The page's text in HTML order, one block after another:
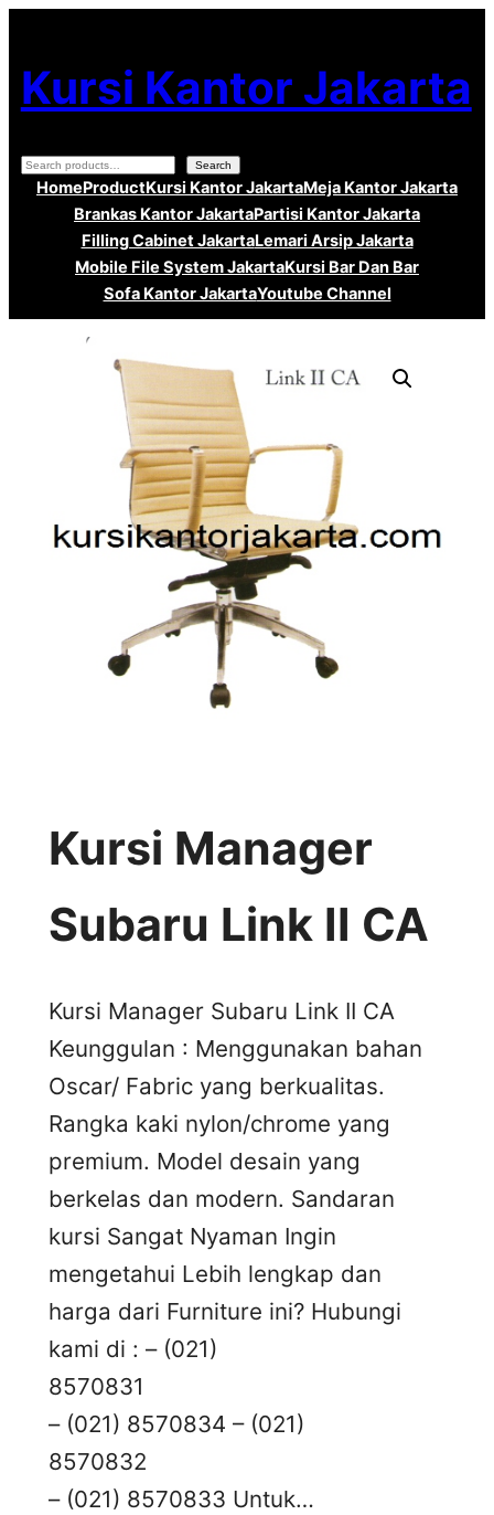
ke
konten
Kursi Kantor Jakarta
Search Search
HomeProductKursi Kantor JakartaMeja Kantor Jakarta
Brankas Kantor JakartaPartisi Kantor Jakarta
Filling Cabinet JakartaLemari Arsip Jakarta
Mobile File System JakartaKursi Bar Dan Bar
Sofa Kantor JakartaYoutube Channel
Kursi Manager
Subaru Link II CA
Kursi Manager Subaru Link II CA
Keunggulan : Menggunakan bahan
Oscar/ Fabric yang berkualitas.
Rangka kaki nylon/chrome yang
premium. Model desain yang
berkelas dan modern. Sandaran
kursi Sangat Nyaman Ingin
mengetahui Lebih lengkap dan
harga dari Furniture ini? Hubungi
kami di : – (021)
8570831
– (021) 8570834 – (021)
8570832
– (021) 8570833 Untuk…